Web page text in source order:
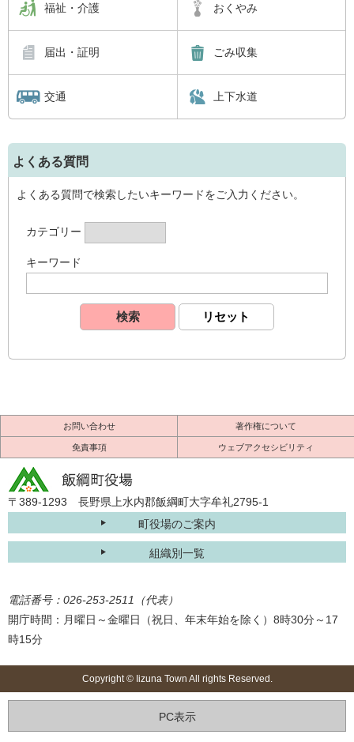
福祉・介護 おくやみ
届出・証明 ごみ収集
交通 上下水道
よくある質問
よくある質問で検索したいキーワードをご入力ください。
カテゴリー
キーワード
お問い合わせ 著作権について
免責事項 ウェブアクセシビリティ
〒389-1293 長野県上水内郡飯綱町大字牟礼2795-1
町役場のご案内
組織別一覧
電話番号：026-253-2511（代表）
開庁時間：月曜日～金曜日（祝日、年末年始を除く）8時30分～17
時15分
Copyright © Iizuna Town All rights Reserved.
PC表示